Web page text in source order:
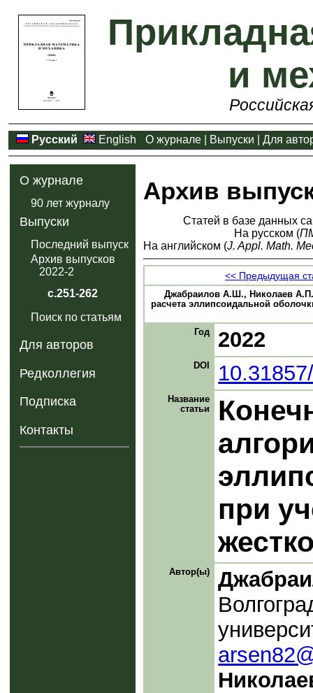
и
Русский English О журнале Выпуски Для
О журнале
90 лет журналу
Выпуски
Последний выпуск
Архив выпусков
2022-2
с.251-262
Поиск по статьям
Для авторов
Редколлегия
Подписка
Контакты
Архив
Статей в базе данных
На русском (
На английском (J. Appl. Math.
<< Предыдущая
Джабраилов А.Ш., Николаев
расчета эллипсоидальной
Год 2022
DOI
Название
статьи
при
Автор(ы)